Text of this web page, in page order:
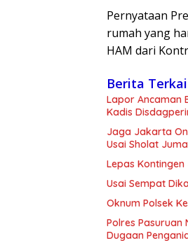
Pernyataan
rumah yang
HAM dari
Berita
Lapor Ancaman
Kadis
Jaga Jakarta
Usai Sholat
Lepas
Usai Sempat
Oknum Polsek
Polres Pasuruan
Dugaan